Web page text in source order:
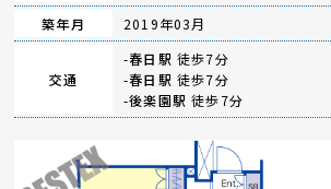
築年月
2019年03月
交通
-春日駅 徒歩7分
-春日駅 徒歩7分
-後楽園駅 徒歩7分